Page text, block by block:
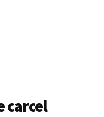
carcel